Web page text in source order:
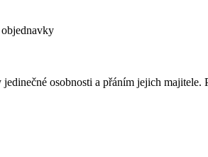
osobnosti a přáním jejich